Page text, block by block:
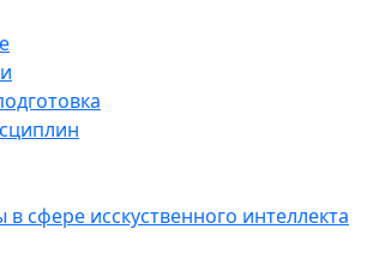
сфере исскуственного интеллекта